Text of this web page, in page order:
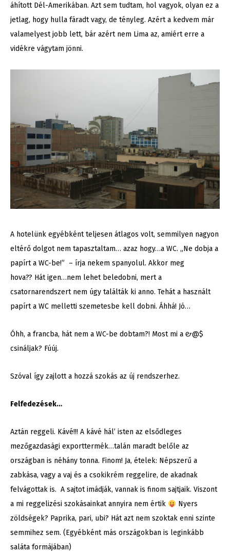
áhított Dél-Amerikában. Azt sem tudtam, hol vagyok, olyan ez a
jetlag, hogy hulla fáradt vagy, de tényleg. Azért a kedvem már
valamelyest jobb lett, bár azért nem Lima az, amiért erre a
vidékre vágytam jönni.
A hotelünk egyébként teljesen átlagos volt, semmilyen nagyon
eltérő dolgot nem tapasztaltam… azaz hogy…a WC. „Ne dobja a
papírt a WC-be!” – írja nekem spanyolul. Akkor meg
hova?? Hát igen…nem lehet beledobni, mert a
csatornarendszert nem úgy találták ki anno. Tehát a használt
papírt a WC melletti szemetesbe kell dobni. Áhhá! Jó…
Óhh, a francba, hát nem a WC-be dobtam?! Most mi a #&@$
csináljak? Fúúj.
Szóval így zajlott a hozzá szokás az új rendszerhez.
Felfedezések…
Aztán reggeli. Kávé!!! A kávé hál’ isten az elsődleges
mezőgazdasági exporttermék…talán maradt belőle az
országban is néhány tonna. Finom! Ja, ételek: Népszerű a
zabkása, vagy a vaj és a csokikrém reggelire, de akadnak
felvágottak is. A sajtot imádják, vannak is finom sajtjaik. Viszont
a mi reggelizési szokásainkat annyira nem értik
Nyers
zöldségek? Paprika, pari, ubi? Hát azt nem szoktak enni szinte
semmihez sem. (Egyébként más országokban is leginkább
saláta formájában)